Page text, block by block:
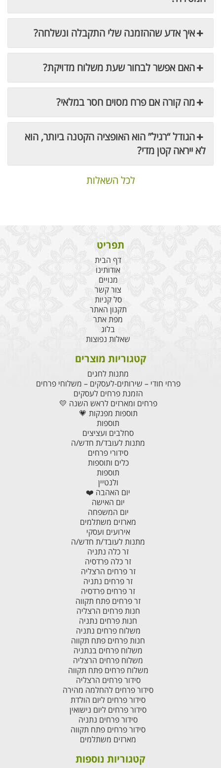
איך אדע שההזמנה שלי התקבלה ונשלחה?
האם אפשר לבחור שעת משלוח מדויקת?
מה קורה אם פרח מסוים חסר במלאי?
הגודל “רגיל” הוא האופציה הקטנה ביותר, הוא
לא ייראה קטן מדי?
לכל השאלות
תפריט
דף הבית
אודותינו
מנויים
צור קשר
סל קניות
תקנון האתר
מפת אתר
בלוג
שאלות נפוצות
קטגוריות מוצרים
מתנות לחגים
פרחי חודי – שירותים-לעסקים – משלוחי פרחים
הזמנת פרחים לעסקים
פרחים ומארזים לראש השנה 💛
תוספות מפנקות 💗
תוספות
סחלבים ועציצים
מתנות לעובד/ת חדש/ה
סידורי פרחים
כלים ותוספות
תוספות
ולנטיין
יום האהבה ❤️
יום האישה
יום המשפחה
מארזים משתלמים
אירועים ועסקי
מתנות לעובד/ת חדש/ה
זר כלה נתניה
זר כלה פרדסיה
זר פרחים הרצליה
זר פרחים נתניה
זר פרחים פרדסיה
זר פרחים פתח תקווה
חנות פרחים הרצליה
חנות פרחים נתניה
משלוח פרחים נתניה
חנות פרחים פתח תקווה
משלוח פרחים בנתניה
משלוח פרחים הרצליה
משלוח פרחים פתח תקווה
סידור פרחים הרצליה
סידור פרחים להחלמה מהירה
סידור פרחים ליום הולדת
סידור פרחים ליום נישואין
סידור פרחים נתניה
סידור פרחים פתח תקווה
מארזים משתלמים
קטגוריות נוספות